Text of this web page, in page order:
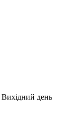
Вихідний день